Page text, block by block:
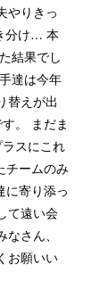
やりきっ
分け… 本
結果でし
達は今年
替えが出
。 まだま
スにこれ
チームのみ
に寄り添っ
て遠い会
さん、
お願いい